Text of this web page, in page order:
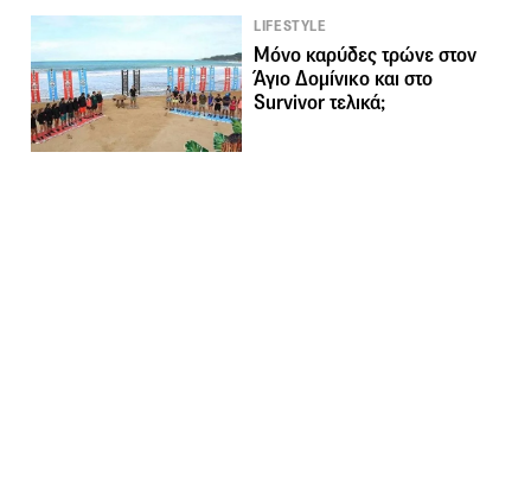
LIFESTYLE
Μόνο καρύδες τρώνε στον
Άγιο Δομίνικο και στο
Survivor τελικά;